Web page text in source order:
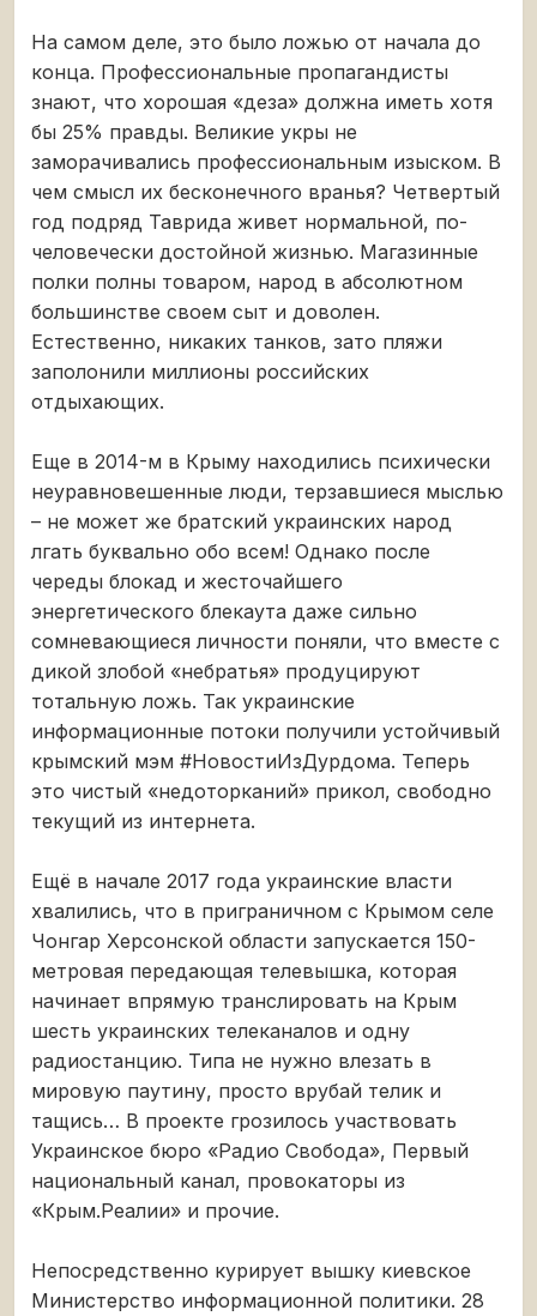
На самом деле, это было ложью от начала до
конца. Профессиональные пропагандисты
знают, что хорошая «деза» должна иметь хотя
бы 25% правды. Великие укры не
заморачивались профессиональным изыском. В
чем смысл их бесконечного вранья? Четвертый
год подряд Таврида живет нормальной, по-
человечески достойной жизнью. Магазинные
полки полны товаром, народ в абсолютном
большинстве своем сыт и доволен.
Естественно, никаких танков, зато пляжи
заполонили миллионы российских
отдыхающих.
Еще в 2014-м в Крыму находились психически
неуравновешенные люди, терзавшиеся мыслью
– не может же братский украинских народ
лгать буквально обо всем! Однако после
череды блокад и жесточайшего
энергетического блекаута даже сильно
сомневающиеся личности поняли, что вместе с
дикой злобой «небратья» продуцируют
тотальную ложь. Так украинские
информационные потоки получили устойчивый
крымский мэм #НовостиИзДурдома. Теперь
это чистый «недоторканий» прикол, свободно
текущий из интернета.
Ещё в начале 2017 года украинские власти
хвалились, что в приграничном с Крымом селе
Чонгар Херсонской области запускается 150-
метровая передающая телевышка, которая
начинает впрямую транслировать на Крым
шесть украинских телеканалов и одну
радиостанцию. Типа не нужно влезать в
мировую паутину, просто врубай телик и
тащись… В проекте грозилось участвовать
Украинское бюро «Радио Свобода», Первый
национальный канал, провокаторы из
«Крым.Реалии» и прочие.
Непосредственно курирует вышку киевское
Министерство информационной политики. 28